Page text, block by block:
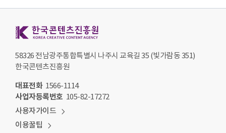
58326 전남광주통합특별시 나주시 교육길 35 (빛가람동 351)
한국콘텐츠진흥원
대표전화 1566-1114
사업자등록번호 105-82-17272
사용자가이드
이용꿀팁